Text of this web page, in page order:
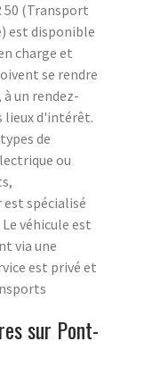
50 (Transport
est disponible
charge et
se rendre
un rendez-
lieux d'intérêt.
de
ou
est spécialisé
véhicule est
via une
est privé et
sur Pont-